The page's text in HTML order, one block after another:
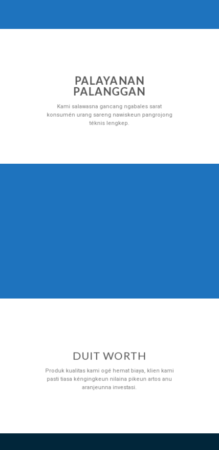
PALAYANAN
PALANGGAN
Kami salawasna gancang ngabales sarat
konsumén urang sareng nawiskeun pangrojong
téknis lengkep.
DUIT WORTH
Produk kualitas kami ogé hemat biaya, klien kami
pasti tiasa kéngingkeun nilaina pikeun artos anu
aranjeunna investasi.